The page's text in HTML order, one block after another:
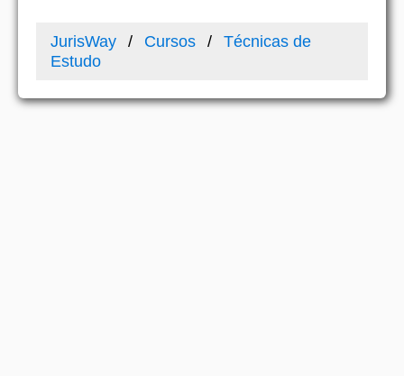
JurisWay Cursos
Técnicas de
Estudo